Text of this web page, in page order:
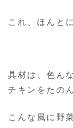
これ、ほんと
具材は、色ん
チキンをたの
こんな風に野